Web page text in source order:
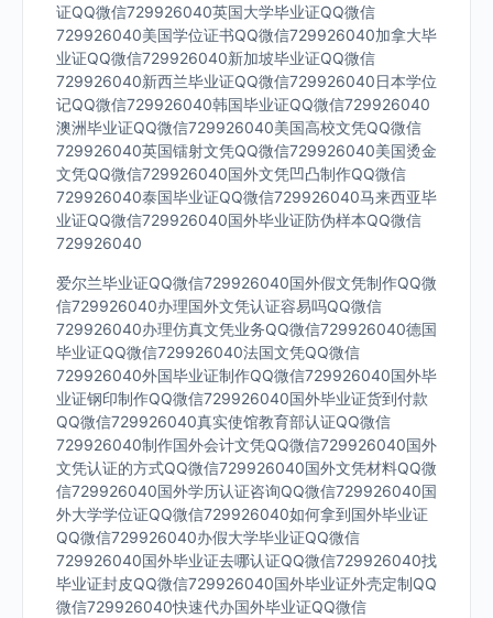
证QQ微信729926040英国大学毕业证QQ微信
729926040美国学位证书QQ微信729926040加拿大毕
业证QQ微信729926040新加坡毕业证QQ微信
729926040新西兰毕业证QQ微信729926040日本学位
记QQ微信729926040韩国毕业证QQ微信729926040
澳洲毕业证QQ微信729926040美国高校文凭QQ微信
729926040英国镭射文凭QQ微信729926040美国烫金
文凭QQ微信729926040国外文凭凹凸制作QQ微信
729926040泰国毕业证QQ微信729926040马来西亚毕
业证QQ微信729926040国外毕业证防伪样本QQ微信
729926040
爱尔兰毕业证QQ微信729926040国外假文凭制作QQ微
信729926040办理国外文凭认证容易吗QQ微信
729926040办理仿真文凭业务QQ微信729926040德国
毕业证QQ微信729926040法国文凭QQ微信
729926040外国毕业证制作QQ微信729926040国外毕
业证钢印制作QQ微信729926040国外毕业证货到付款
QQ微信729926040真实使馆教育部认证QQ微信
729926040制作国外会计文凭QQ微信729926040国外
文凭认证的方式QQ微信729926040国外文凭材料QQ微
信729926040国外学历认证咨询QQ微信729926040国
外大学学位证QQ微信729926040如何拿到国外毕业证
QQ微信729926040办假大学毕业证QQ微信
729926040国外毕业证去哪认证QQ微信729926040找
毕业证封皮QQ微信729926040国外毕业证外壳定制QQ
微信729926040快速代办国外毕业证QQ微信